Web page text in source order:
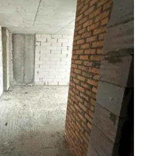
відділення "Нової пошти", фітнес-
та VARUS. Комплекс розташований у
і набережна довжиною 8 км — чудове
Закрита територія, дитячі та
по всіх нюансах, підберу
і потреби. Дзвоніть —
Комунікації: Центральна
Газ, Центральний водопровід